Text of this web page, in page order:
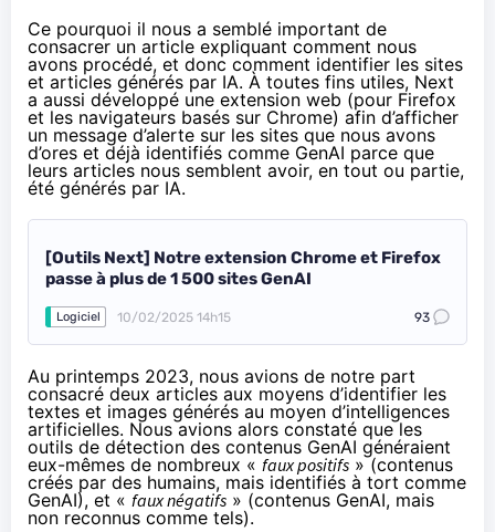
Ce pourquoi il nous a semblé important de
consacrer un article expliquant comment nous
avons procédé, et donc comment identifier les sites
et articles générés par IA. À toutes fins utiles, Next
a aussi développé une extension web (pour Firefox
et les navigateurs basés sur Chrome) afin d’afficher
un message d’alerte sur les sites que nous avons
d’ores et déjà identifiés comme GenAI parce que
leurs articles nous semblent avoir, en tout ou partie,
été générés par IA.
[Outils Next] Notre extension Chrome et Firefox
passe à plus de 1 500 sites GenAI
Logiciel 10/02/2025 14h15 93
Au printemps 2023, nous avions de notre part
consacré deux articles aux moyens d’identifier les
textes et images générés au moyen d’intelligences
artificielles. Nous avions alors constaté que les
outils de détection des contenus GenAI généraient
eux-mêmes de nombreux « faux positifs » (contenus
créés par des humains, mais identifiés à tort comme
GenAI), et « faux négatifs » (contenus GenAI, mais
non reconnus comme tels).